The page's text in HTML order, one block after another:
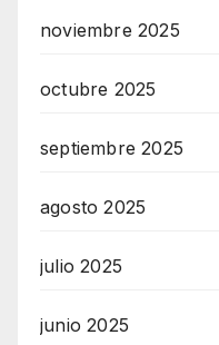
noviembre 2025
octubre 2025
septiembre 2025
agosto 2025
julio 2025
junio 2025